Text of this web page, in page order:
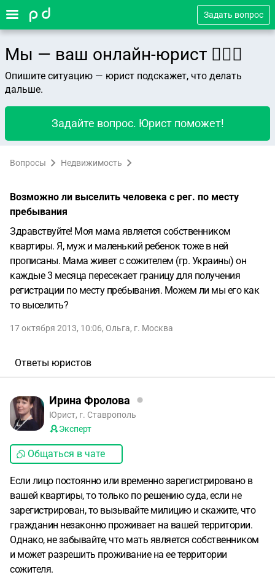
Задать вопрос
Мы — ваш онлайн-юрист 👨🏻‍⚖️
Опишите ситуацию — юрист подскажет, что делать
дальше.
Задайте вопрос. Юрист поможет!
Вопросы Недвижимость
Возможно ли выселить человека с рег. по месту
пребывания
Здравствуйте! Моя мама является собственником
квартиры. Я, муж и маленький ребенок тоже в ней
прописаны. Мама живет с сожителем (гр. Украины) он
каждые 3 месяца пересекает границу для получения
регистрации по месту пребывания. Можем ли мы его как
то выселить?
17 октября 2013, 10:06, Ольга, г. Москва
Ответы юристов
Ирина Фролова
Юрист, г. Ставрополь
Эксперт
Общаться в чате
Если лицо постоянно или временно зарегистрировано в
вашей квартиры, то только по решению суда, если не
зарегистрирован, то вызывайте милицию и скажите, что
гражданин незаконно проживает на вашей территории.
Однако, не забывайте, что мать является собственником
и может разрешить проживание на ее территории
сожителя.